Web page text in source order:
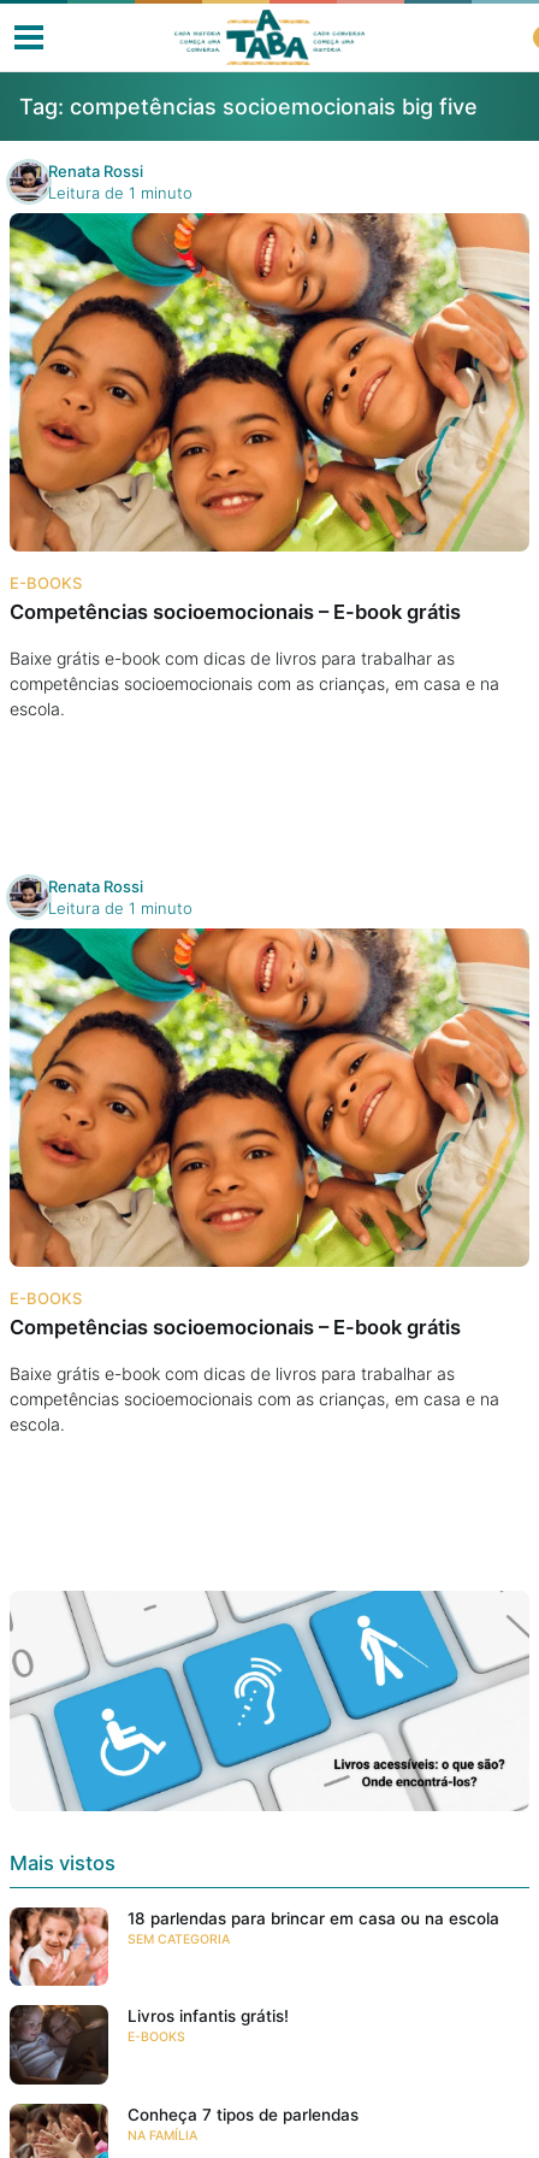
Livros
Resenhas
Clube de Leitores
Listas
Como ler?
Na escola
Na família
Colunas
Cursos On line
E-Books
Eventos
Podcast
Assine
Taba na Escola
Tag: competências socioemocionais big five
Renata Rossi
Leitura de 1 minuto
E-BOOKS
Competências socioemocionais – E-book grátis
Baixe grátis e-book com dicas de livros para trabalhar as
competências socioemocionais com as crianças, em casa e na
escola.
Renata Rossi
Leitura de 1 minuto
E-BOOKS
Competências socioemocionais – E-book grátis
Baixe grátis e-book com dicas de livros para trabalhar as
competências socioemocionais com as crianças, em casa e na
escola.
Mais vistos
18 parlendas para brincar em casa ou na escola
SEM CATEGORIA
Livros infantis grátis!
E-BOOKS
Conheça 7 tipos de parlendas
NA FAMÍLIA